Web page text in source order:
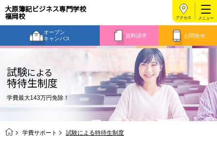
大原簿記ビジネス専門学校
福岡校
オープン
キャンパス
資料請求 お問合せ
アクセス
試験による
特待生制度
学費最大143万円免除！
学費サポート 試験による特待生制度